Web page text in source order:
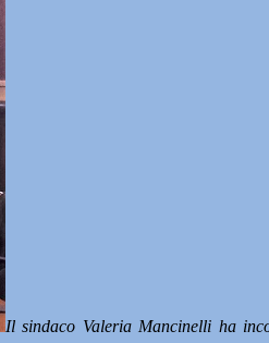
Il sindaco Valeria Mancinelli ha